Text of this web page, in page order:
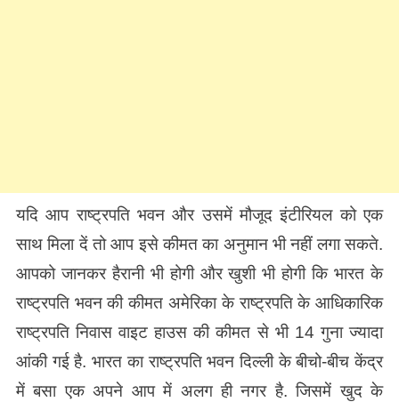
यदि आप राष्ट्रपति भवन और उसमें मौजूद इंटीरियल को एक
साथ मिला दें तो आप इसे कीमत का अनुमान भी नहीं लगा सकते.
आपको जानकर हैरानी भी होगी और खुशी भी होगी कि भारत के
राष्ट्रपति भवन की कीमत अमेरिका के राष्ट्रपति के आधिकारिक
राष्ट्रपति निवास वाइट हाउस की कीमत से भी 14 गुना ज्यादा
आंकी गई है. भारत का राष्ट्रपति भवन दिल्ली के बीचो-बीच केंद्र
में बसा एक अपने आप में अलग ही नगर है. जिसमें खुद के